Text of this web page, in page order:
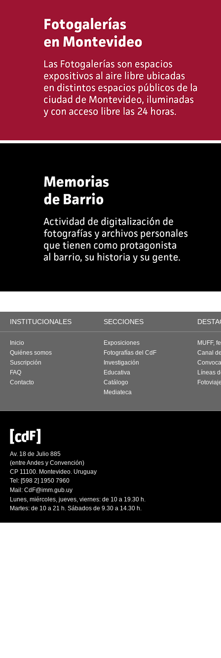
INSTITUCIONALES SECCIONES
Inicio
Quiénes somos
Suscripción
FAQ
Contacto
Exposiciones
Fotografías del CdF
Investigación
Educativa
Catálogo
Mediateca
MUFF,
Canal
Líneas
Av. 18 de Julio 885
(entre Andes y Convención)
CP 11100. Montevideo. Uruguay
Tel: [598 2] 1950 7960
Mail: CdF@imm.gub.uy
Lunes, miércoles, jueves, viernes: de 10 a 19.30 h.
Martes: de 10 a 21 h. Sábados de 9.30 a 14.30 h.